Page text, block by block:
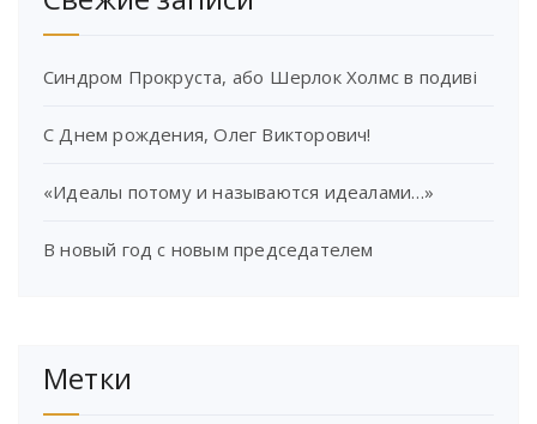
Синдром Прокруста, або Шерлок Холмс в подиві
С Днем рождения, Олег Викторович!
«Идеалы потому и называются идеалами…»
В новый год с новым председателем
Метки